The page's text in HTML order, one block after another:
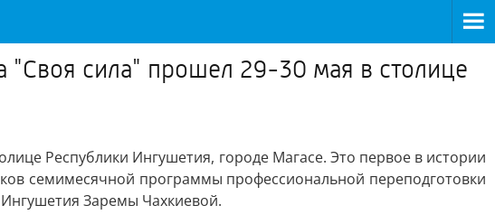
сила" прошел 29-30 мая в столице
Республики Ингушетия, городе Магасе. Это первое в истории
семимесячной программы профессиональной переподготовки
Заремы Чахкиевой.